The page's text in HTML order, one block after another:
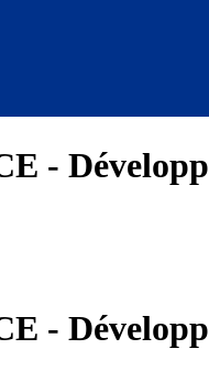
-
-